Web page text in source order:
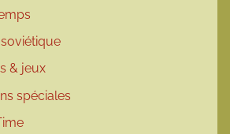
& jeux
spéciales